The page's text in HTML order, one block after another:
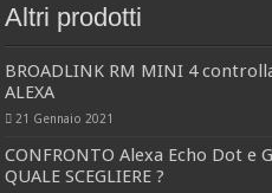
Altri prodotti
BROADLINK RM MINI 4
ALEXA
21 Gennaio 2021
CONFRONTO Alexa Echo Dot e
QUALE SCEGLIERE ?